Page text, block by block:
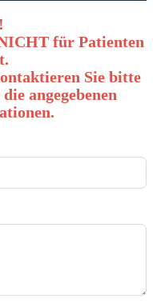
für Patienten
Sie bitte
angegebenen